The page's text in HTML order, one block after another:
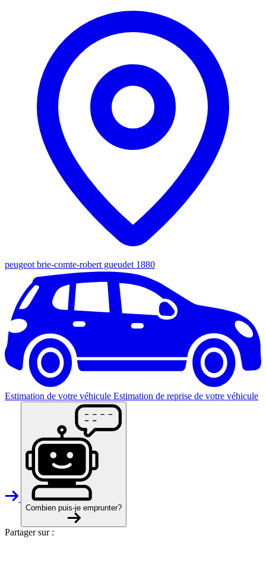
peugeot brie-comte-robert gueudet 1880
Estimation de votre véhicule Estimation de reprise de votre véhicule
Combien puis-je emprunter?
Partager sur :